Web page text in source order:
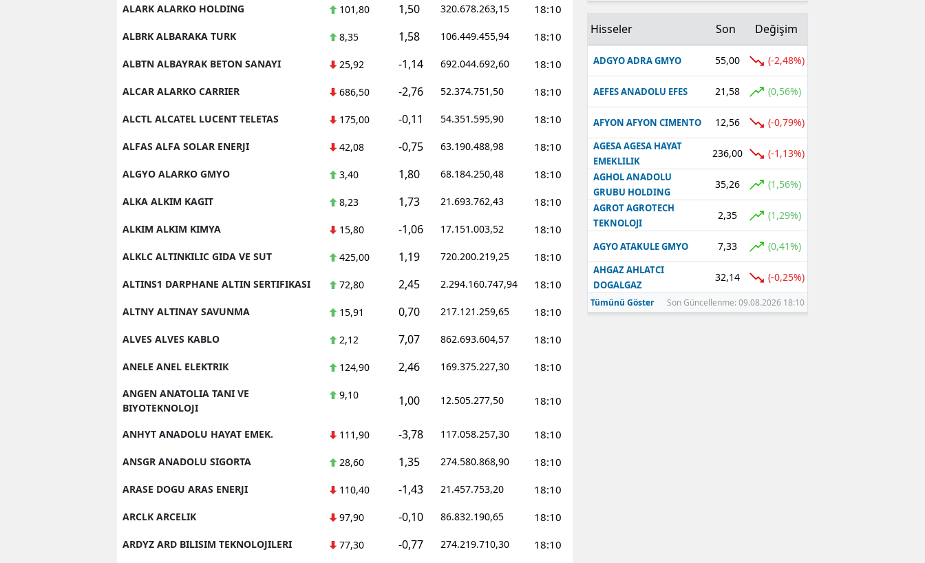
ALARK ALARKO HOLDING 101,80 1,50 320.678.263,15 18:10
ALBRK ALBARAKA TURK 8,35 1,58 106.449.455,94 18:10
ALBTN ALBAYRAK BETON SANAYI 25,92 -1,14 692.044.692,60 18:10
ALCAR ALARKO CARRIER 686,50 -2,76 52.374.751,50 18:10
ALCTL ALCATEL LUCENT TELETAS 175,00 -0,11 54.351.595,90 18:10
ALFAS ALFA SOLAR ENERJI 42,08 -0,75 63.190.488,98 18:10
ALGYO ALARKO GMYO 3,40 1,80 68.184.250,48 18:10
ALKA ALKIM KAGIT 8,23 1,73 21.693.762,43 18:10
ALKIM ALKIM KIMYA 15,80 -1,06 17.151.003,52 18:10
ALKLC ALTINKILIC GIDA VE SUT 425,00 1,19 720.200.219,25 18:10
ALTINS1 DARPHANE ALTIN SERTIFIKASI 72,80 2,45 2.294.160.747,94 18:10
ALTNY ALTINAY SAVUNMA 15,91 0,70 217.121.259,65 18:10
ALVES ALVES KABLO 2,12 7,07 862.693.604,57 18:10
ANELE ANEL ELEKTRIK 124,90 2,46 169.375.227,30 18:10
ANGEN ANATOLIA TANI VE
BIYOTEKNOLOJI
9,10 1,00 12.505.277,50 18:10
ANHYT ANADOLU HAYAT EMEK. 111,90 -3,78 117.058.257,30 18:10
ANSGR ANADOLU SIGORTA 28,60 1,35 274.580.868,90 18:10
ARASE DOGU ARAS ENERJI 110,40 -1,43 21.457.753,20 18:10
ARCLK ARCELIK 97,90 -0,10 86.832.190,65 18:10
ARDYZ ARD BILISIM TEKNOLOJILERI 77,30 -0,77 274.219.710,30 18:10
Hisseler Son Değişim
ADGYO ADRA GMYO 55,00 (-2,48%)
AEFES ANADOLU EFES 21,58 (0,56%)
AFYON AFYON CIMENTO 12,56 (-0,79%)
AGESA AGESA HAYAT
EMEKLILIK
236,00 (-1,13%)
AGHOL ANADOLU
GRUBU HOLDING
35,26 (1,56%)
AGROT AGROTECH
TEKNOLOJI
2,35 (1,29%)
AGYO ATAKULE GMYO 7,33 (0,41%)
AHGAZ AHLATCI
DOGALGAZ
32,14 (-0,25%)
Tümünü Göster Son Güncellenme: 09.08.2026 18:10